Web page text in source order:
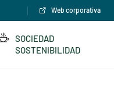
Web corporativa
SOCIEDAD
SOSTENIBILIDAD